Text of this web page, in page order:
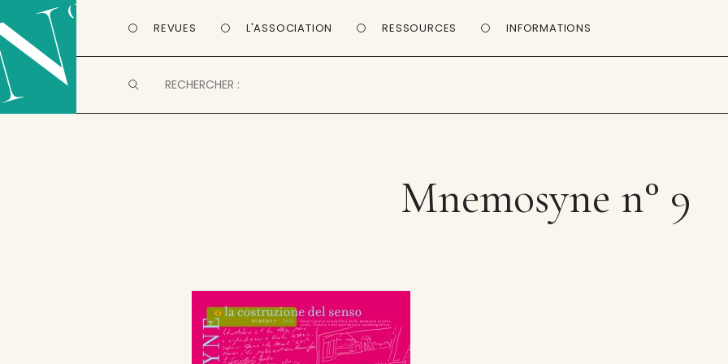
REVUES L'ASSOCIATION RESSOURCES INFORMATIONS
Mnemosyne n° 9